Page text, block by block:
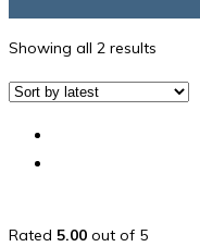
Showing all 2 results
Rated 5.00 out of 5